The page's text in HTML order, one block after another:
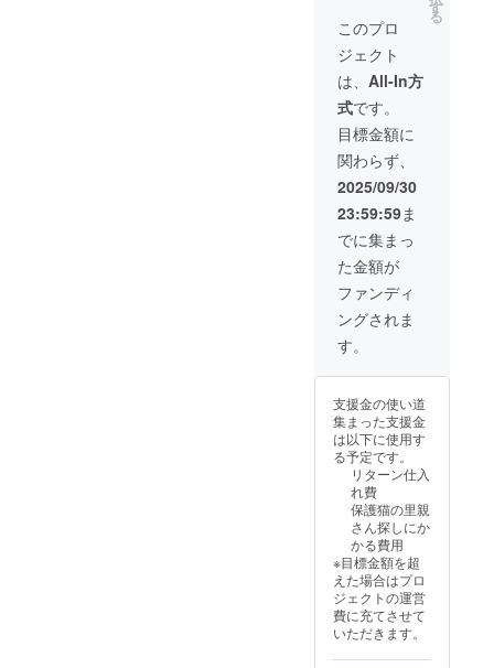
・サイ
ズ
6mm
猫のオ
リジナ
ルアク
リル
キーホ
ルダー
×1個 ・
提供方
法
メール
にＵＲ
Ｌを記
載しま
す。
は郵送
致しま
す。
持ちを
込め
て、お
礼の
メッ
セー
ジ、活
動報
告、猫
たちの
可愛い
画像と
一緒に
猫のオ
リジナ
ル缶
バッジ2
個とア
ルダー1
送り致
しま
す。 ・
猫のオ
リジナ
リル
キーホ
ルダー
×1個
サ
イズ
60mm
・猫の
オリジ
す
る
このプロ
ジェクト
は、 All-In方
式です。
目標金額に
関わらず、
2025/09/30
23:59:59ま
でに集まっ
た金額が
ファンディ
ングされま
す。
支援金の使い道
集まった支援金
は以下に使用す
る予定です。
リターン仕入
れ費
保護猫の里親
さん探しにか
かる費用
※目標金額を超
えた場合はプロ
ジェクトの運営
費に充てさせて
いただきます。